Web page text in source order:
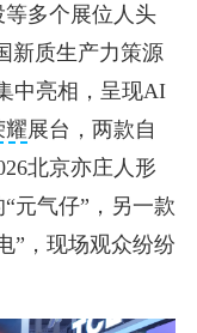
多个展位人头
新质生产力策源
中亮相，呈现AI
耀展台，两款自
北京亦庄人形
元气仔”，另一款
”，现场观众纷纷